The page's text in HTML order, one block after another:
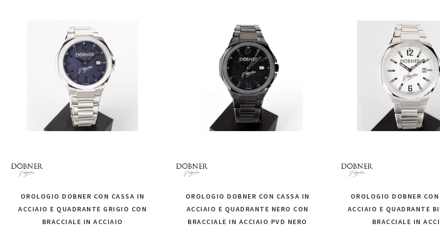
OROLOGIO DOBNER CON CASSA IN
ACCIAIO E QUADRANTE GRIGIO CON
BRACCIALE IN ACCIAIO
OROLOGIO DOBNER CON CASSA IN
ACCIAIO E QUADRANTE NERO CON
BRACCIALE IN ACCIAIO PVD NERO
OROLOGIO DOBNER
ACCIAIO E QUADRANTE
BRACCIALE IN